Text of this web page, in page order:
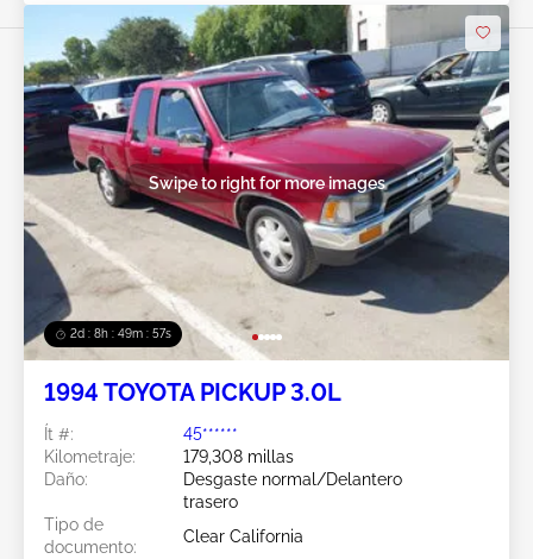
2d : 8h : 49m : 54s
Swipe to right for more images
1994 TOYOTA PICKUP 3.0L
Ít #:
45******
Kilometraje:
179,308 millas
Daño:
Desgaste normal/Delantero
trasero
Tipo de
documento:
Clear California